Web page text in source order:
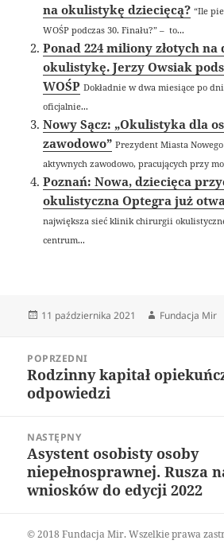
na okulistykę dziecięcą? “Ile
WOŚP podczas 30. Finału?” – to...
Ponad 224 miliony złotych na
okulistykę. Jerzy Owsiak
WOŚP Dokładnie w dwa miesiące po
oficjalnie...
Nowy Sącz: „Okulistyka dla
zawodowo” Prezydent Miasta
aktywnych zawodowo, pracujących przy
Poznań: Nowa, dziecięca
okulistyczna Optegra już
największa sieć klinik chirurgii
centrum...
Data
11 października 2021 Autor
Fundacja Mir
wpisuPOPRZEDNI
Poprzedni
wpis:
Rodzinny kapitał
odpowiedzi
NASTĘPNY
Następny
wpis:
Asystent osobisty osoby
niepełnosprawnej. Rusza
wniosków do edycji 2022
© 2018 Fundacja Mir. Wszelkie prawa